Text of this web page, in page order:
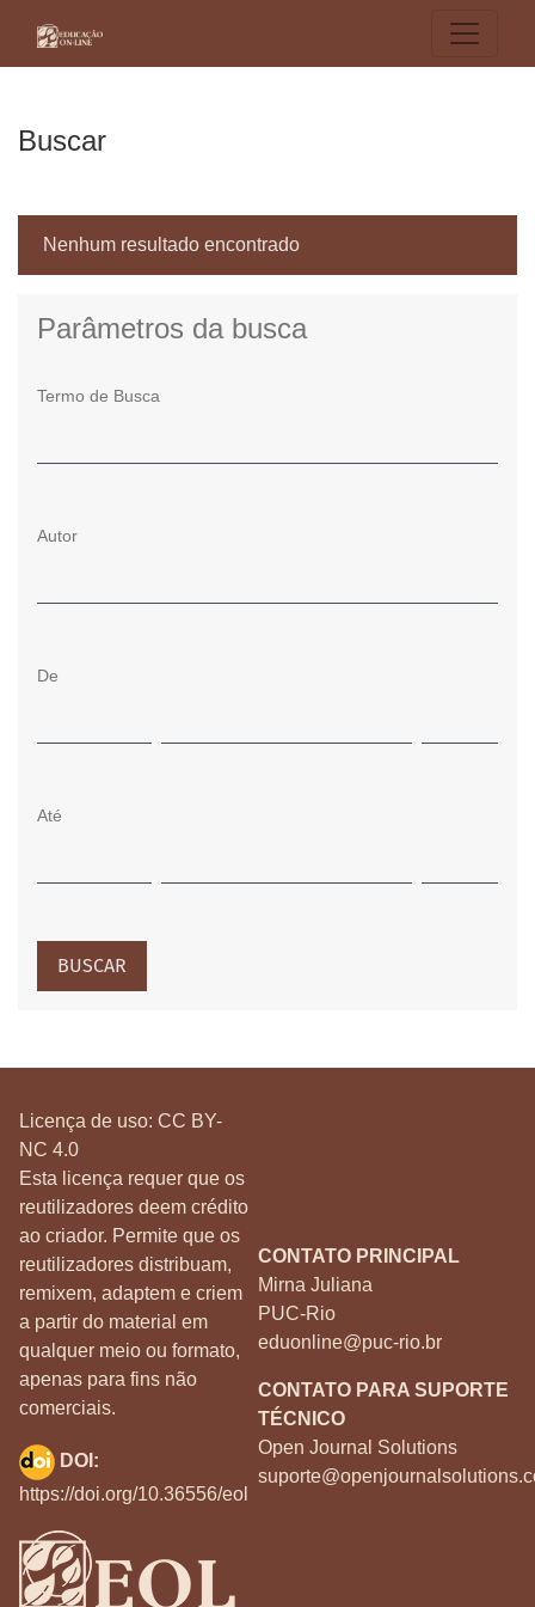
Buscar
Nenhum resultado encontrado
Parâmetros da busca
Termo de Busca
Autor
De
Até
BUSCAR
Licença de uso: CC BY-
NC 4.0
Esta licença requer que os
reutilizadores deem crédito
ao criador. Permite que os
reutilizadores distribuam,
remixem, adaptem e criem
a partir do material em
qualquer meio ou formato,
apenas para fins não
comerciais.
CONTATO PRINCIPAL
Mirna Juliana
PUC-Rio
eduonline@puc-rio.br
CONTATO PARA SUPORTE
TÉCNICO
Open Journal Solutions
DOI:
https://doi.org/10.36556/eol